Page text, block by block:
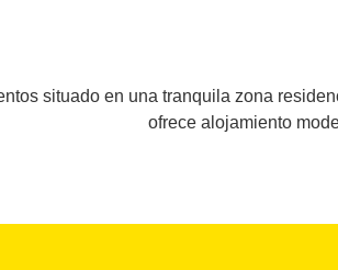
situado en una tranquila zona
ofrece alojamiento